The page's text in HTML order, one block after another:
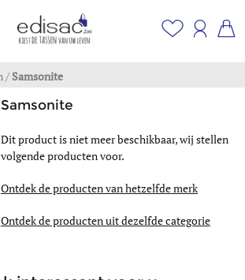
/ Samsonite
Samsonite
Dit product is niet meer beschikbaar, wij stellen
volgende producten voor.
Ontdek de producten van hetzelfde merk
Ontdek de producten uit dezelfde categorie